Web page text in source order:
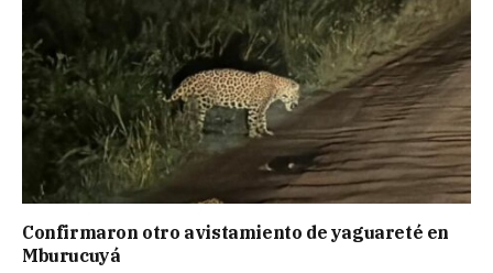
Confirmaron otro avistamiento de yaguareté en
Mburucuyá